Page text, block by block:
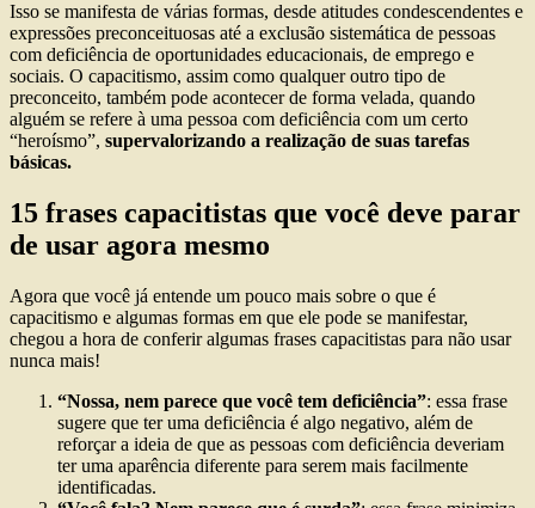
Isso se manifesta de várias formas, desde atitudes condescendentes e
expressões preconceituosas até a exclusão sistemática de pessoas
com deficiência de oportunidades educacionais, de emprego e
sociais. O capacitismo, assim como qualquer outro tipo de
preconceito, também pode acontecer de forma velada, quando
alguém se refere à uma pessoa com deficiência com um certo
“heroísmo”, supervalorizando a realização de suas tarefas
básicas.
15 frases capacitistas que você deve parar
de usar agora mesmo
Agora que você já entende um pouco mais sobre o que é
capacitismo e algumas formas em que ele pode se manifestar,
chegou a hora de conferir algumas frases capacitistas para não usar
nunca mais!
“Nossa, nem parece que você tem deficiência”: essa frase
sugere que ter uma deficiência é algo negativo, além de
reforçar a ideia de que as pessoas com deficiência deveriam
ter uma aparência diferente para serem mais facilmente
identificadas.